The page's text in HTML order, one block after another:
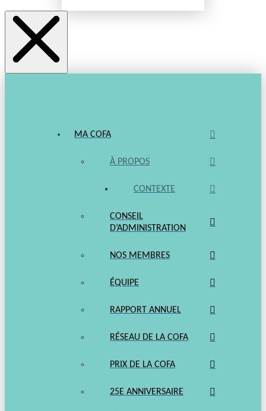
MA COFA
À PROPOS
CONTEXTE
CONSEIL
D’ADMINISTRATION
NOS MEMBRES
ÉQUIPE
RAPPORT ANNUEL
RÉSEAU DE LA COFA
PRIX DE LA COFA
25E ANNIVERSAIRE